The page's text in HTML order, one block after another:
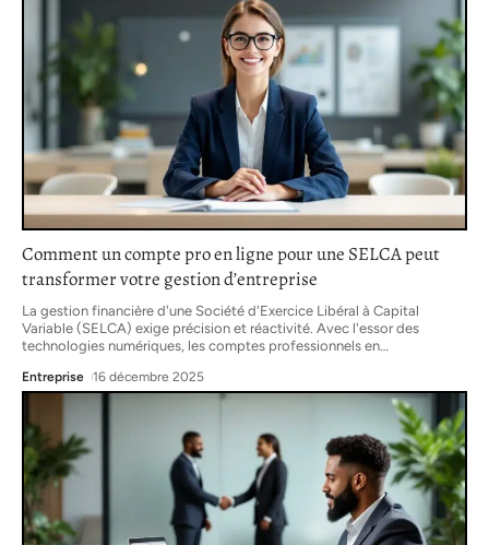
Comment un compte pro en ligne pour une SELCA peut
transformer votre gestion d’entreprise
La gestion financière d'une Société d'Exercice Libéral à Capital
Variable (SELCA) exige précision et réactivité. Avec l'essor des
technologies numériques, les comptes professionnels en
Entreprise 16 décembre 2025